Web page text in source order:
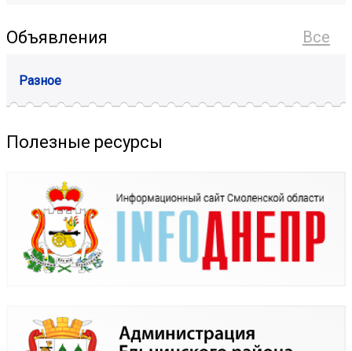
Все
Объявления
Разное
Полезные ресурсы